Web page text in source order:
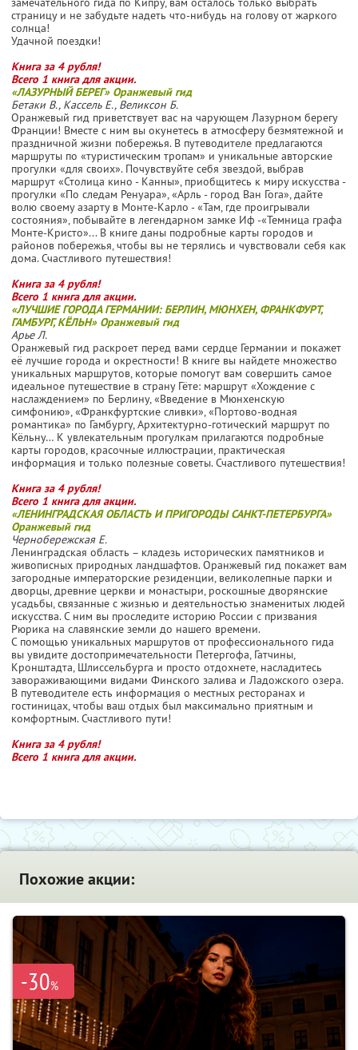
страницу и не забудьте надеть что-нибудь на голову от жаркого
солнца!
Удачной поездки!
Книга за 4 рубля!
Всего 1 книга для акции.
«ЛАЗУРНЫЙ БЕРЕГ» Оранжевый гид
Бетаки В., Кассель Е., Великсон Б.
Оранжевый гид приветствует вас на чарующем Лазурном берегу
Франции! Вместе с ним вы окунетесь в атмосферу безмятежной и
праздничной жизни побережья. В путеводителе предлагаются
маршруты по «туристическим тропам» и уникальные авторские
прогулки «для своих». Почувствуйте себя звездой, выбрав
маршрут «Столица кино - Канны», приобщитесь к миру искусства -
прогулки «По следам Ренуара», «Арль - город Ван Гога», дайте
волю своему азарту в Монте-Карло - «Там, где проигрывали
состояния», побывайте в легендарном замке Иф -«Темница графа
Монте-Кристо»... В книге даны подробные карты городов и
районов побережья, чтобы вы не терялись и чувствовали себя как
дома. Счастливого путешествия!
Книга за 4 рубля!
Всего 1 книга для акции.
«ЛУЧШИЕ ГОРОДА ГЕРМАНИИ: БЕРЛИН, МЮНХЕН, ФРАНКФУРТ,
ГАМБУРГ, КЁЛЬН» Оранжевый гид
Арье Л.
Оранжевый гид раскроет перед вами сердце Германии и покажет
её лучшие города и окрестности! В книге вы найдете множество
уникальных маршрутов, которые помогут вам совершить самое
идеальное путешествие в страну Гёте: маршрут «Хождение с
наслаждением» по Берлину, «Введение в Мюнхенскую
симфонию», «Франкфуртские сливки», «Портово-водная
романтика» по Гамбургу, Архитектурно-готический маршрут по
Кёльну… К увлекательным прогулкам прилагаются подробные
карты городов, красочные иллюстрации, практическая
информация и только полезные советы. Счастливого путешествия!
Книга за 4 рубля!
Всего 1 книга для акции.
«ЛЕНИНГРАДСКАЯ ОБЛАСТЬ И ПРИГОРОДЫ САНКТ-ПЕТЕРБУРГА»
Оранжевый гид
Чернобережская Е.
Ленинградская область – кладезь исторических памятников и
живописных природных ландшафтов. Оранжевый гид покажет вам
загородные императорские резиденции, великолепные парки и
дворцы, древние церкви и монастыри, роскошные дворянские
усадьбы, связанные с жизнью и деятельностью знаменитых людей
искусства. С ним вы проследите историю России с призвания
Рюрика на славянские земли до нашего времени.
С помощью уникальных маршрутов от профессионального гида
вы увидите достопримечательности Петергофа, Гатчины,
Кронштадта, Шлиссельбурга и просто отдохнете, насладитесь
завораживающими видами Финского залива и Ладожского озера.
В путеводителе есть информация о местных ресторанах и
гостиницах, чтобы ваш отдых был максимально приятным и
комфортным. Счастливого пути!
Книга за 4 рубля!
Всего 1 книга для акции.
Похожие акции:
-30%